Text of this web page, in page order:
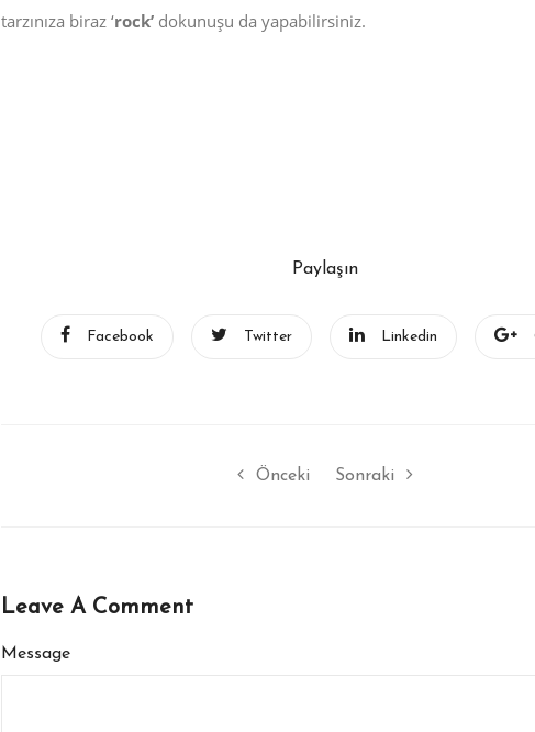
tarzınıza biraz ‘rock’ dokunuşu da yapabilirsiniz.
Paylaşın
Facebook Twitter Linkedin
Önceki Sonraki
Leave A Comment
Message
Kavrama, Denge
Dayanıklılık